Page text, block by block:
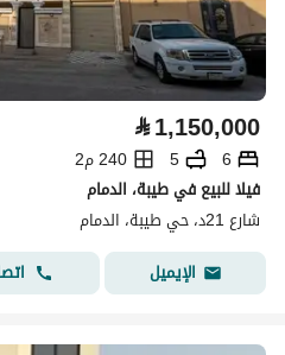
⃁1,150,000
6
5
240 م2
فيلا للبيع في طيبة، الدمام
شارع 21د، حي طيبة، الدمام
الإيميل